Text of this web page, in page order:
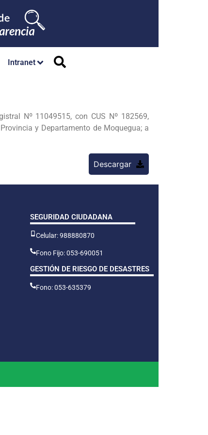
Intranet
Nº 11049515, con CUS Nº 182569,
y Departamento de Moquegua; a
Descargar
SEGURIDAD CIUDADANA
Celular: 988880870
Fono Fijo: 053-690051
GESTIÓN DE RIESGO DE DESASTRES
Fono: 053-635379